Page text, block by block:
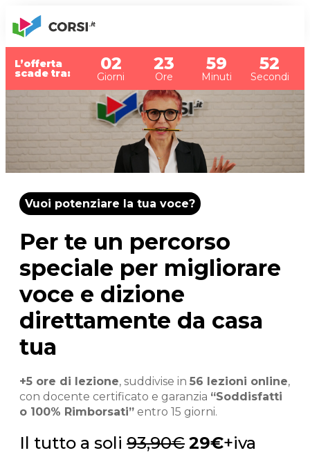
L’offerta
scade tra: 02
Giorni
23
Ore
59
Minuti
51
Secondi
Vuoi potenziare la tua voce?
Per te un percorso
speciale per migliorare
voce e dizione
direttamente da casa
tua
+5 ore di lezione, suddivise in 56 lezioni online,
con docente certificato e garanzia “Soddisfatti
o 100% Rimborsati” entro 15 giorni.
Il tutto a soli 93,90€ 29€+iva